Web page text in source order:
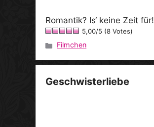
Romantik? Is‘ keine Zeit für!
5,00/5 (8 Votes)
Kategorien
Filmchen
Geschwisterliebe